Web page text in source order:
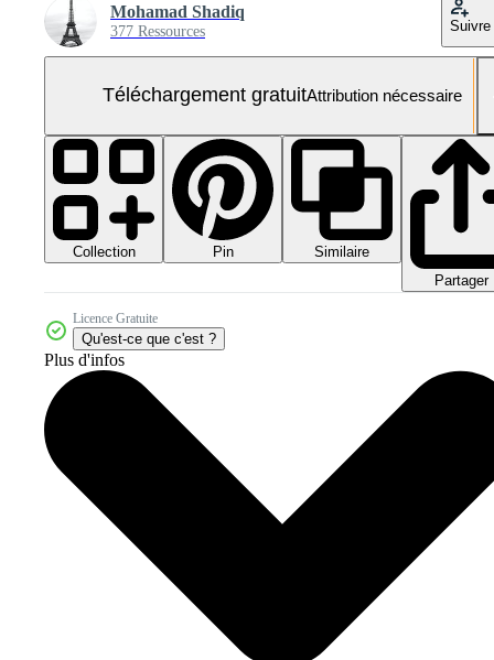
Mohamad Shadiq
377 Ressources Suivre
Téléchargement gratuitAttribution nécessaire
Collection Pin
Similaire
Partager
Licence Gratuite
Qu'est-ce que c'est ?
Plus d'infos